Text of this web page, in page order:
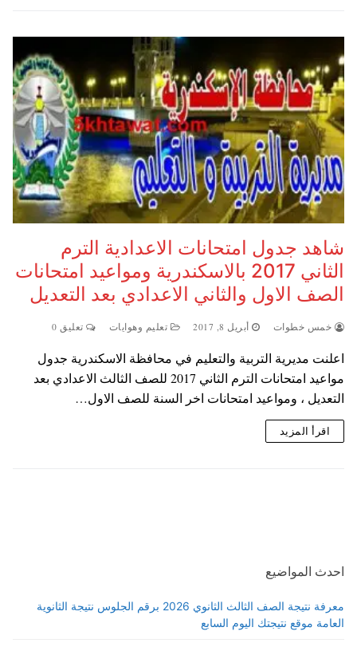
شاهد جدول امتحانات الاعدادية الترم
الثاني 2017 بالاسكندرية ومواعيد امتحانات
الصف الاول والثاني الاعدادي بعد التعديل
خمس خطوات أبريل 8, 2017 تعليم وهوايات تعليق 0
اعلنت مديرية التربية والتعليم في محافظة الاسكندرية جدول
مواعيد امتحانات الترم الثاني 2017 للصف الثالث الاعدادي بعد
التعديل ، ومواعيد امتحانات اخر السنة للصف الاول…
اقرأ المزيد
احدث المواضيع
معرفة نتيجة الصف الثالث الثانوي 2026 برقم الجلوس نتيجة الثانوية
العامة موقع نتيجتك اليوم السابع